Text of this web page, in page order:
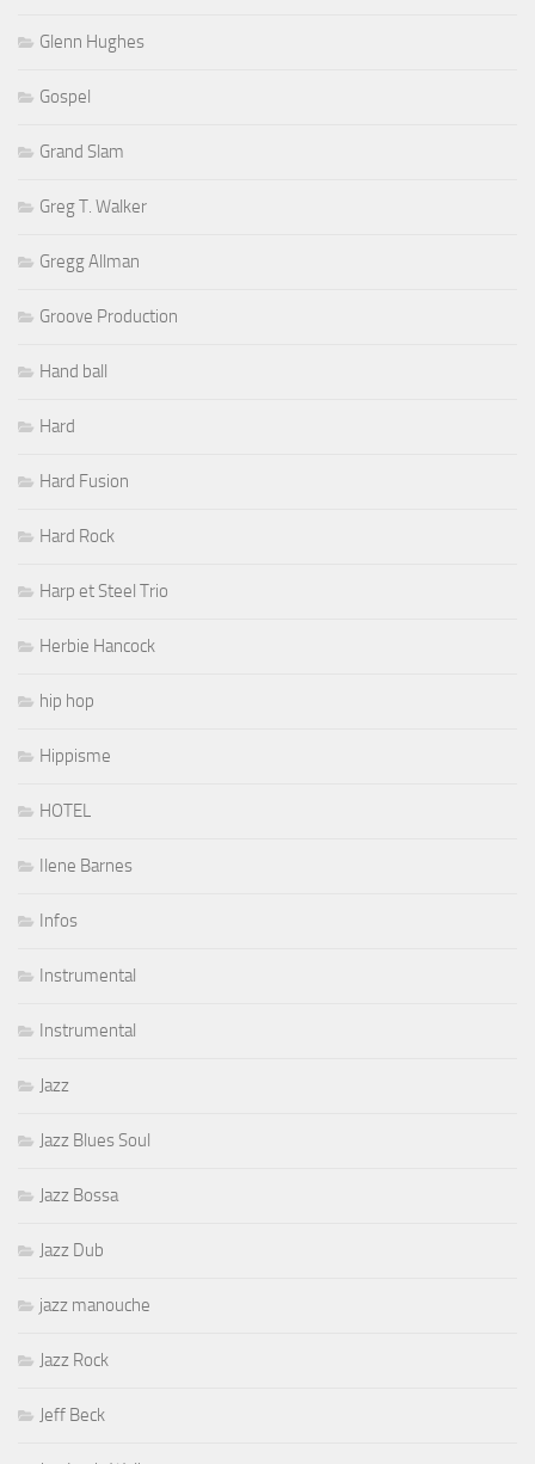
Glenn Hughes
Gospel
Grand Slam
Greg T. Walker
Gregg Allman
Groove Production
Hand ball
Hard
Hard Fusion
Hard Rock
Harp et Steel Trio
Herbie Hancock
hip hop
Hippisme
HOTEL
Ilene Barnes
Infos
Instrumental
Instrumental
Jazz
Jazz Blues Soul
Jazz Bossa
Jazz Dub
jazz manouche
Jazz Rock
Jeff Beck